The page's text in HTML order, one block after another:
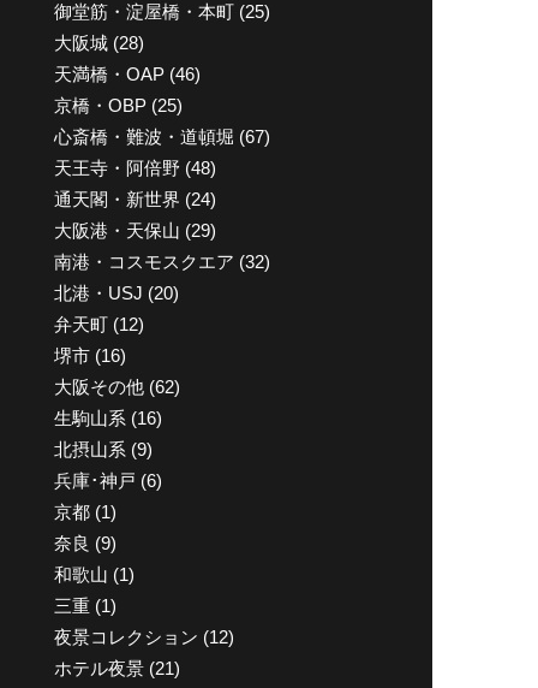
御堂筋・淀屋橋・本町 (25)
大阪城 (28)
天満橋・OAP (46)
京橋・OBP (25)
心斎橋・難波・道頓堀 (67)
天王寺・阿倍野 (48)
通天閣・新世界 (24)
大阪港・天保山 (29)
南港・コスモスクエア (32)
北港・USJ (20)
弁天町 (12)
堺市 (16)
大阪その他 (62)
生駒山系 (16)
北摂山系 (9)
兵庫･神戸 (6)
京都 (1)
奈良 (9)
和歌山 (1)
三重 (1)
夜景コレクション (12)
ホテル夜景 (21)